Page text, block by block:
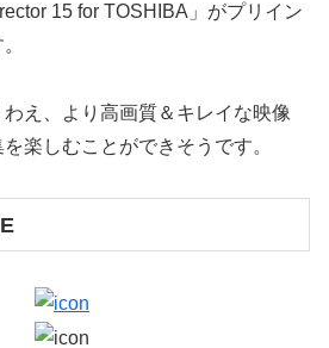
15 for TOSHIBA」がプリイン
え、より高画質＆キレイな映像
楽しむことができそうです。